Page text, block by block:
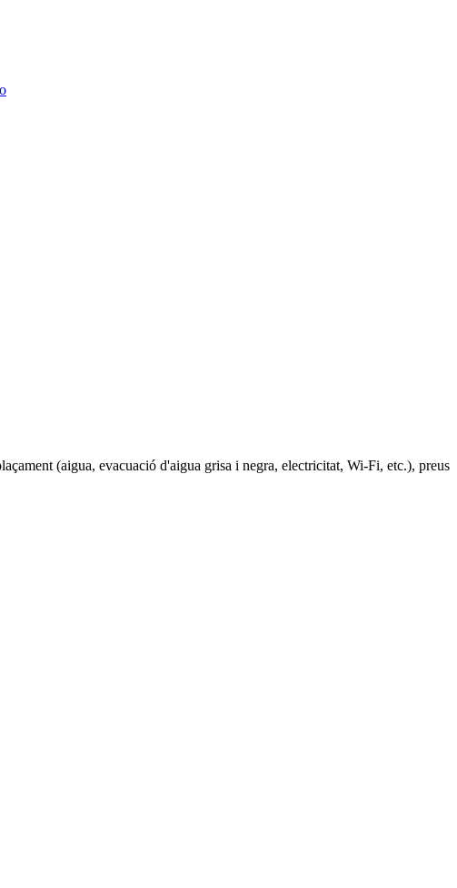
(aigua, evacuació d'aigua grisa i negra, electricitat, Wi-Fi, etc.), preus